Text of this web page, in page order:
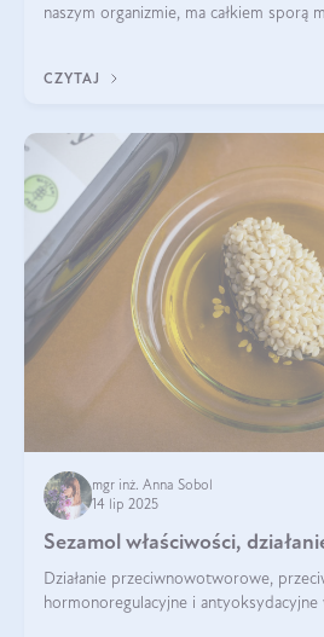
naszym organizmie, ma całkiem sporą
bardziej biodostępny
CZYTAJ
mgr inż. Anna Sobol
14 lip 2025
Sezamol właściwości,
Działanie przeciwnowotworowe,
hormonoregulacyjne i antyoksydacyjne